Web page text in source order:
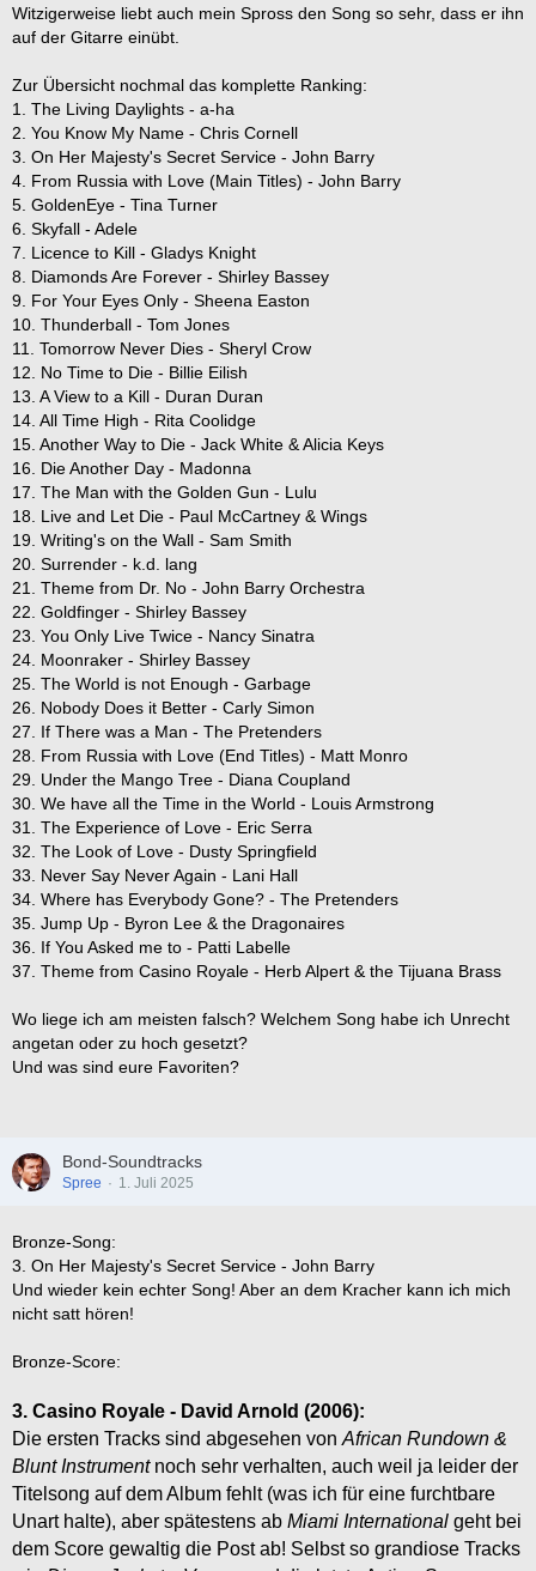
Witzigerweise liebt auch mein Spross den Song so sehr, dass er ihn
auf der Gitarre einübt.
Zur Übersicht nochmal das komplette Ranking:
1. The Living Daylights - a-ha
2. You Know My Name - Chris Cornell
3. On Her Majesty's Secret Service - John Barry
4. From Russia with Love (Main Titles) - John Barry
5. GoldenEye - Tina Turner
6. Skyfall - Adele
7. Licence to Kill - Gladys Knight
8. Diamonds Are Forever - Shirley Bassey
9. For Your Eyes Only - Sheena Easton
10. Thunderball - Tom Jones
11. Tomorrow Never Dies - Sheryl Crow
12. No Time to Die - Billie Eilish
13. A View to a Kill - Duran Duran
14. All Time High - Rita Coolidge
15. Another Way to Die - Jack White & Alicia Keys
16. Die Another Day - Madonna
17. The Man with the Golden Gun - Lulu
18. Live and Let Die - Paul McCartney & Wings
19. Writing's on the Wall - Sam Smith
20. Surrender - k.d. lang
21. Theme from Dr. No - John Barry Orchestra
22. Goldfinger - Shirley Bassey
23. You Only Live Twice - Nancy Sinatra
24. Moonraker - Shirley Bassey
25. The World is not Enough - Garbage
26. Nobody Does it Better - Carly Simon
27. If There was a Man - The Pretenders
28. From Russia with Love (End Titles) - Matt Monro
29. Under the Mango Tree - Diana Coupland
30. We have all the Time in the World - Louis Armstrong
31. The Experience of Love - Eric Serra
32. The Look of Love - Dusty Springfield
33. Never Say Never Again - Lani Hall
34. Where has Everybody Gone? - The Pretenders
35. Jump Up - Byron Lee & the Dragonaires
36. If You Asked me to - Patti Labelle
37. Theme from Casino Royale - Herb Alpert & the Tijuana Brass
Wo liege ich am meisten falsch? Welchem Song habe ich Unrecht
angetan oder zu hoch gesetzt?
Und was sind eure Favoriten?
Bond-Soundtracks
Spree 1. Juli 2025
Bronze-Song:
3. On Her Majesty's Secret Service - John Barry
Und wieder kein echter Song! Aber an dem Kracher kann ich mich
nicht satt hören!
Bronze-Score:
3. Casino Royale - David Arnold (2006):
Die ersten Tracks sind abgesehen von African Rundown &
Blunt Instrumentnoch sehr verhalten, auch weil ja leider der
Titelsong auf dem Album fehlt (was ich für eine furchtbare
Unart halte), aber spätestens ab Miami International geht bei
dem Score gewaltig die Post ab! Selbst so grandiose Tracks